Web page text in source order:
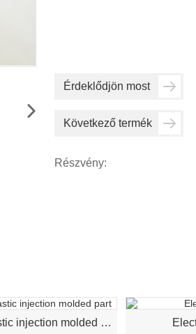
Érdeklődjön most
Következő termék
Részvény:
automotive plastic injection molded part